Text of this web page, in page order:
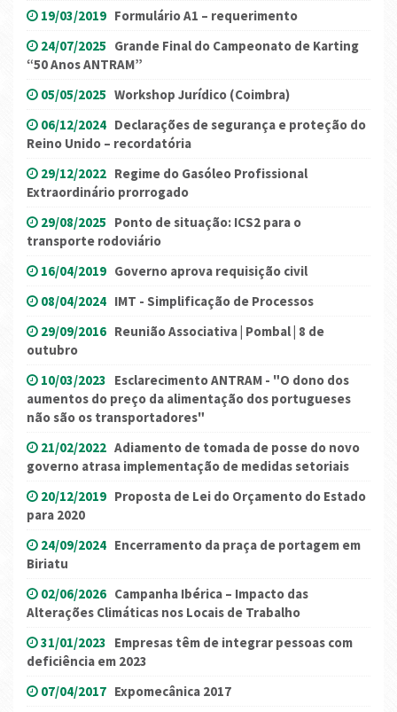
19/03/2019 Formulário A1 – requerimento
24/07/2025 Grande Final do Campeonato de Karting
“50 Anos ANTRAM”
05/05/2025 Workshop Jurídico (Coimbra)
06/12/2024 Declarações de segurança e proteção do
Reino Unido – recordatória
29/12/2022 Regime do Gasóleo Profissional
Extraordinário prorrogado
29/08/2025 Ponto de situação: ICS2 para o
transporte rodoviário
16/04/2019 Governo aprova requisição civil
08/04/2024 IMT - Simplificação de Processos
29/09/2016 Reunião Associativa | Pombal | 8 de
outubro
10/03/2023 Esclarecimento ANTRAM - "O dono dos
aumentos do preço da alimentação dos portugueses
não são os transportadores"
21/02/2022 Adiamento de tomada de posse do novo
governo atrasa implementação de medidas setoriais
20/12/2019 Proposta de Lei do Orçamento do Estado
para 2020
24/09/2024 Encerramento da praça de portagem em
Biriatu
02/06/2026 Campanha Ibérica – Impacto das
Alterações Climáticas nos Locais de Trabalho
31/01/2023 Empresas têm de integrar pessoas com
deficiência em 2023
07/04/2017 Expomecânica 2017